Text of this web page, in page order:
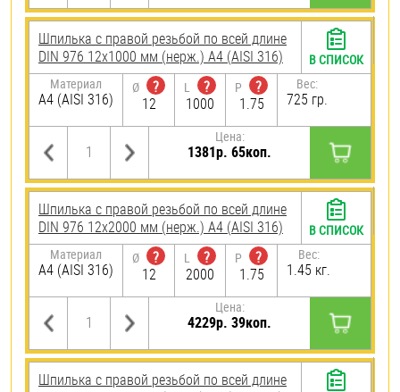
Шпилька с правой резьбой по всей длине
DIN 976 12х1000 мм (нерж.) A4 (AISI 316)
Материал
A4 (AISI 316)
Ø
?
12
L
?
1000
P
?
1.75
Вес:
725 гр.
Цена:
1381р. 65коп.
В СПИСОК
Шпилька с правой резьбой по всей длине
DIN 976 12х2000 мм (нерж.) A4 (AISI 316)
Материал
A4 (AISI 316)
Ø
?
12
L
?
2000
P
?
1.75
Вес:
1.45 кг.
Цена:
4229р. 39коп.
В СПИСОК
Шпилька с правой резьбой по всей длине